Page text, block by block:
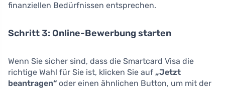
finanziellen Bedürfnissen entsprechen.
Schritt 3: Online-Bewerbung starten
Wenn Sie sicher sind, dass die Smartcard Visa die
richtige Wahl für Sie ist, klicken Sie auf „Jetzt
beantragen“ oder einen ähnlichen Button, um mit der